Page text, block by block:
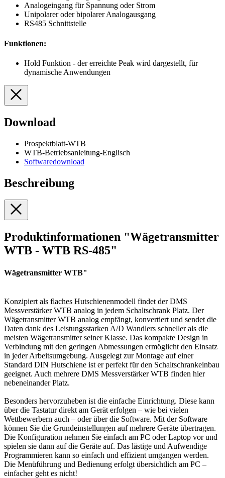
Analogeingang für Spannung oder Strom
Unipolarer oder bipolarer Analogausgang
RS485 Schnittstelle
Funktionen:
Hold Funktion - der erreichte Peak wird dargestellt, für
dynamische Anwendungen
Download
Prospektblatt-WTB
WTB-Betriebsanleitung-Englisch
Softwaredownload
Beschreibung
Produktinformationen "Wägetransmitter
WTB - WTB RS-485"
Wägetransmitter WTB"
Konzipiert als flaches Hutschienenmodell findet der DMS
Messverstärker WTB analog in jedem Schaltschrank Platz. Der
Wägetransmitter WTB analog empfängt, konvertiert und sendet die
Daten dank des Leistungsstarken A/D Wandlers schneller als die
meisten Wägetransmitter seiner Klasse. Das kompakte Design in
Verbindung mit den geringen Abmessungen ermöglicht den Einsatz
in jeder Arbeitsumgebung. Ausgelegt zur Montage auf einer
Standard DIN Hutschiene ist er perfekt für den Schaltschrankeinbau
geeignet. Auch mehrere DMS Messverstärker WTB finden hier
nebeneinander Platz.
Besonders hervorzuheben ist die einfache Einrichtung. Diese kann
über die Tastatur direkt am Gerät erfolgen – wie bei vielen
Wettbewerbern auch – oder über die Software. Mit der Software
können Sie die Grundeinstellungen auf mehrere Geräte übertragen.
Die Konfiguration nehmen Sie einfach am PC oder Laptop vor und
spielen sie dann auf die Geräte auf. Das lästige und Aufwendige
Programmieren kann so einfach und effizient umgangen werden.
Die Menüführung und Bedienung erfolgt übersichtlich am PC –
einfacher geht es nicht!